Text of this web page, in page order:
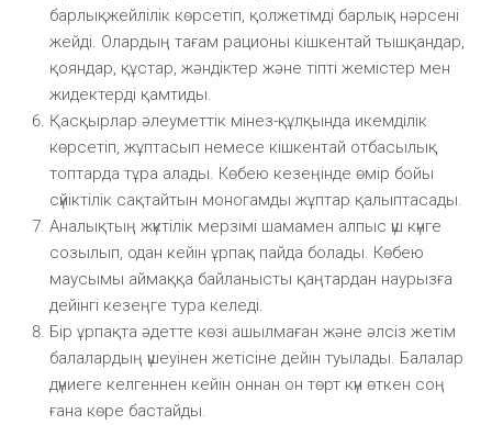
барлықжейлілік көрсетіп, қолжетімді барлық нәрсені
жейді. Олардың тағам рационы кішкентай тышқандар,
қояндар, құстар, жәндіктер және тіпті жемістер мен
жидектерді қамтиды.
Қасқырлар әлеуметтік мінез-құлқында икемділік
көрсетіп, жұптасып немесе кішкентай отбасылық
топтарда тұра алады. Көбею кезеңінде өмір бойы
сүйіктілік сақтайтын моногамды жұптар қалыптасады.
Аналықтың жүктілік мерзімі шамамен алпыс үш күнге
созылып, одан кейін ұрпақ пайда болады. Көбею
маусымы аймаққа байланысты қаңтардан наурызға
дейінгі кезеңге тура келеді.
Бір ұрпақта әдетте көзі ашылмаған және әлсіз жетім
балалардың үшеуінен жетісіне дейін туылады. Балалар
дүниеге келгеннен кейін оннан он төрт күн өткен соң
ғана көре бастайды.